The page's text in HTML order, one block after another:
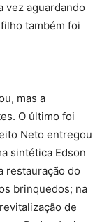
vez aguardando
também foi
mas a
O último foi
Neto entregou
sintética Edson
restauração do
brinquedos; na
de